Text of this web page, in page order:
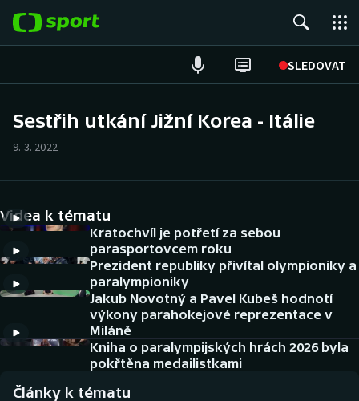
SLEDOVAT
Hokej
Tenis
Atletika
Cyklistika
DALŠÍ SPORTY
Americký fotbal
Baseball a softbal
NEPŘEHLÉDNĚTE
Sestřih utkání Jižní Korea - Itálie
9. 3. 2022
Videa k tématu
Kratochvíl je potřetí za sebou
parasportovcem roku
Prezident republiky přivítal olympioniky a
paralympioniky
Jakub Novotný a Pavel Kubeš hodnotí
výkony parahokejové reprezentace v
Miláně
Kniha o paralympijských hrách 2026 byla
pokřtěna medailistkami
Články k tématu